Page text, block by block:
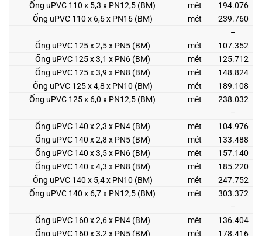
Ống uPVC 110 x 5,3 x PN12,5 (BM)
mét
194.076
Ống uPVC 110 x 6,6 x PN16 (BM)
mét
239.760
–
Ống uPVC 125 x 2,5 x PN5 (BM)
mét
107.352
Ống uPVC 125 x 3,1 x PN6 (BM)
mét
125.712
Ống uPVC 125 x 3,9 x PN8 (BM)
mét
148.824
Ống uPVC 125 x 4,8 x PN10 (BM)
mét
189.108
Ống uPVC 125 x 6,0 x PN12,5 (BM)
mét
238.032
–
Ống uPVC 140 x 2,3 x PN4 (BM)
mét
104.976
Ống uPVC 140 x 2,8 x PN5 (BM)
mét
133.488
Ống uPVC 140 x 3,5 x PN6 (BM)
mét
157.140
Ống uPVC 140 x 4,3 x PN8 (BM)
mét
185.220
Ống uPVC 140 x 5,4 x PN10 (BM)
mét
247.752
Ống uPVC 140 x 6,7 x PN12,5 (BM)
mét
303.372
–
Ống uPVC 160 x 2,6 x PN4 (BM)
mét
136.404
Ống uPVC 160 x 3,2 x PN5 (BM)
mét 178.416